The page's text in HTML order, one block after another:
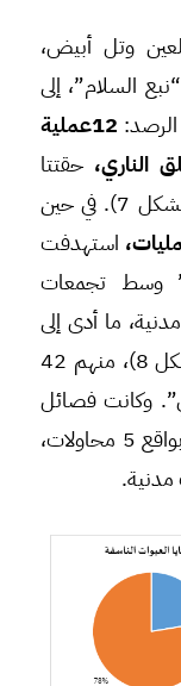
وتل أبيض،
السلام”، إلى
12عملية
الناري، حقتتا
غايتهما في تصفية الجهة المستهدفة (الشكل 7). في حين
استهدفت
وسط تجمعات
ما أدى إلى
وقوع 58 ضحية بين قتيل وجريح (الشكل 8)، منهم 42
وكانت فصائل
“الجيش الوطني” هدفاً لتلك العبوات بواقع 5 محاولات،